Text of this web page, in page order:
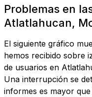
Problemas en
Atlatlahucan,
El siguiente gráfico
hemos recibido sobre
de usuarios en
Una interrupción se
informes es mayor